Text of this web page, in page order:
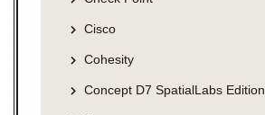
Cisco
Cohesity
Concept D7 SpatialLabs Edition